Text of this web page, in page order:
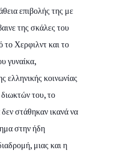
επιβολής της με
της σκάλες του
το Χερφιλντ και το
γυναίκα,
ελληνικής κοινωνίας
διωκτών του, το
στάθηκαν ικανά να
στην ήδη
μιας και η